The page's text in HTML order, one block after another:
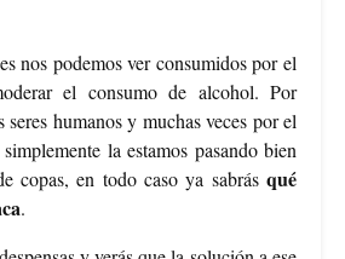
nos podemos ver consumidos por el
el consumo de alcohol. Por
seres humanos y muchas veces por el
la estamos pasando bien
copas, en todo caso ya sabrás qué
.